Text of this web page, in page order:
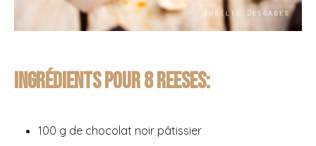
Ingrédients pour 8 reeses:
100 g de chocolat noir pâtissier